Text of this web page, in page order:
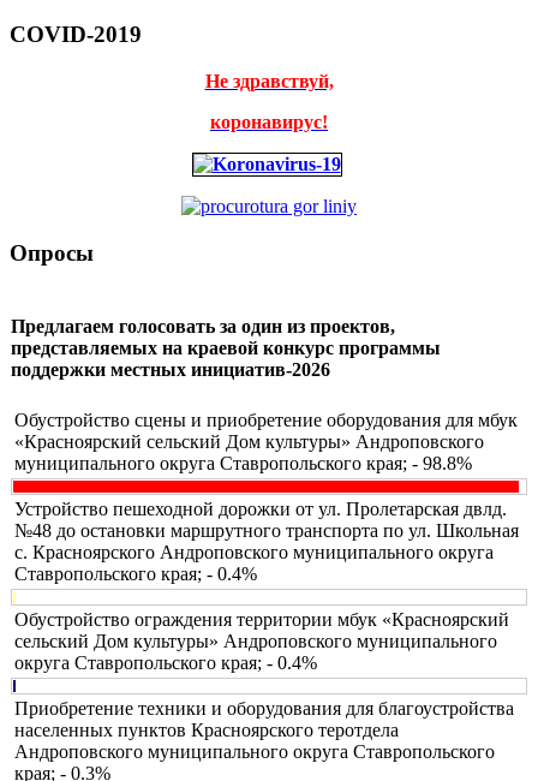
COVID-2019
Не здравствуй,
коронавирус!
Опросы
Предлагаем голосовать за один из проектов,
представляемых на краевой конкурс программы
поддержки местных инициатив-2026
Обустройство сцены и приобретение оборудования для мбук
«Красноярский сельский Дом культуры» Андроповского
муниципального округа Ставропольского края; - 98.8%
Устройство пешеходной дорожки от ул. Пролетарская двлд.
№48 до остановки маршрутного транспорта по ул. Школьная
с. Красноярского Андроповского муниципального округа
Ставропольского края; - 0.4%
Обустройство ограждения территории мбук «Красноярский
сельский Дом культуры» Андроповского муниципального
округа Ставропольского края; - 0.4%
Приобретение техники и оборудования для благоустройства
населенных пунктов Красноярского теротдела
Андроповского муниципального округа Ставропольского
края; - 0.3%